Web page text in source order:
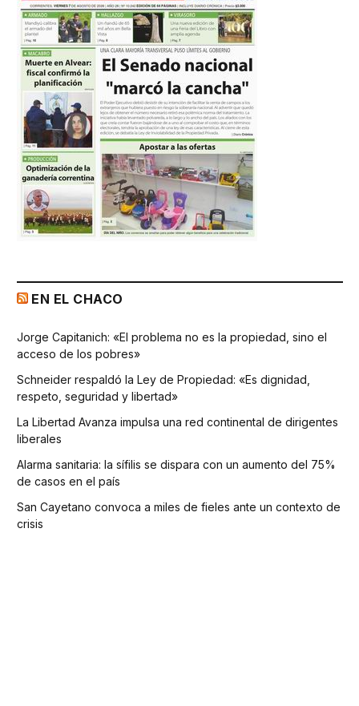
EN EL CHACO
Jorge Capitanich: «El problema no es la propiedad, sino el
acceso de los pobres»
Schneider respaldó la Ley de Propiedad: «Es dignidad,
respeto, seguridad y libertad»
La Libertad Avanza impulsa una red continental de dirigentes
liberales
Alarma sanitaria: la sífilis se dispara con un aumento del 75%
de casos en el país
San Cayetano convoca a miles de fieles ante un contexto de
crisis